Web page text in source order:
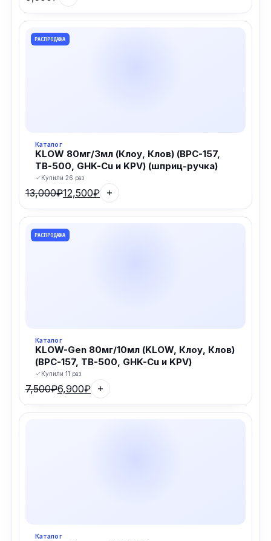
РАСПРОДАЖА
Каталог
KLOW 80мг/3мл (Клоу, Клов) (BPC-157,
TB-500, GHK-Cu и KPV) (шприц-ручка)
Купили 26 раз
13,000₽
Первоначальная
цена
составляла
13,000₽.
12,500₽
Текущая
цена:
12,500₽.
РАСПРОДАЖА
Каталог
KLOW-Gen 80мг/10мл (KLOW, Клоу, Клов)
(BPC-157, TB-500, GHK-Cu и KPV)
Купили 11 раз
7,500₽
Первоначальная
цена
6,900₽
Текущая
цена:
Каталог